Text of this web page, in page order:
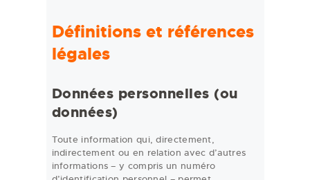
Définitions et références
légales
Données personnelles (ou
données)
Toute information qui, directement,
indirectement ou en relation avec d’autres
informations – y compris un numéro